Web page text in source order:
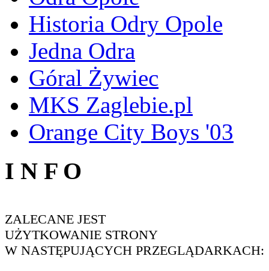
Historia Odry Opole
Jedna Odra
Góral Żywiec
MKS Zaglebie.pl
Orange City Boys '03
I N F O
ZALECANE JEST
UŻYTKOWANIE STRONY
W NASTĘPUJĄCYCH PRZEGLĄDARKACH: